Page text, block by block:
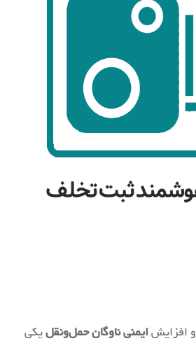
و افزایش ایمنی ناوگان حمل‌ونقل یکی